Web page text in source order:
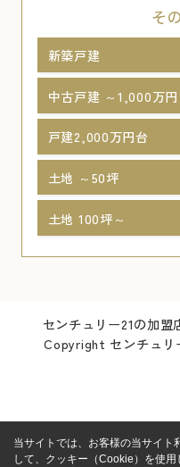
そ
新築戸建
中古戸建 ～1,000万円
戸建2,000万円台
土地 ～50坪
土地 100坪～
センチュリー21の加盟
Copyright センチュ
当サイトでは、お客様の当サイト
して、クッキー（Cookie）を使用